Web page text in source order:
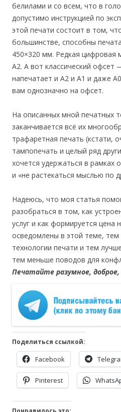
белилами и со всем, что в
допустимо инструкцией по
этой печати состоит в том,
большинстве, способны
450×320 мм. Редкая цифровая
А2. А вот классический
напечатает и А2 и А1 и даже
вам однозначно на офсет.
На описанных мной печатных
заканчивается всё их
трафаретная печать (кстати,
тампопечать и целый ряд
хочется удержаться в рамках
и «не растекаться мыслью по
Надеюсь, что моя статья
разобраться в том, как
услуг и как формируется цена
осведомлены в этой теме,
технологии печати и тем
тем меньше поводов для
Печатайте разумное,
Поделиться ссылкой:
Facebook
Pinterest